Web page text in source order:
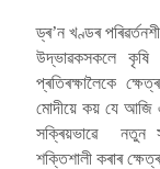
ড্ৰ’ন খণ্ডৰ
উদ্ভাৱকসকলে কৃষি
প্ৰতিৰক্ষালৈকে
মোদীয়ে কয় যে আজি
সক্ৰিয়ভাৱে নতুন
শক্তিশালী কৰাৰ